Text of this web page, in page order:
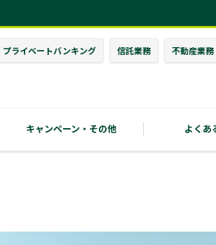
プライベートバンキング 信託業務 不動産業務
キャンペーン・ その他 よくあ